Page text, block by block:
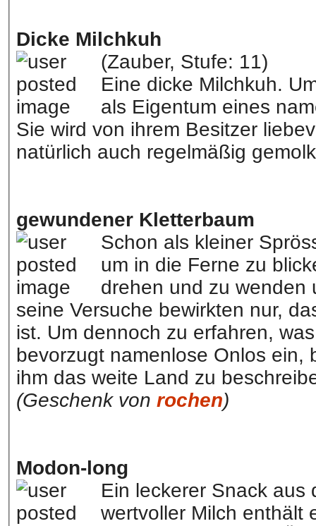
Dicke Milchkuh
(Zauber, Stufe: 11)
Eine dicke Milchkuh.
als Eigentum eines
Sie wird von ihrem Besitzer
natürlich auch regelmäßig
gewundener Kletterbaum
Schon als kleiner
um in die Ferne zu
drehen und zu wenden
seine Versuche bewirkten nur,
ist. Um dennoch zu erfahren,
bevorzugt namenlose Onlos ein,
ihm das weite Land zu
(Geschenk von rochen)
Modon-long
Ein leckerer Snack aus
wertvoller Milch enthält